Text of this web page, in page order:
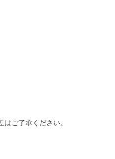
ご了承ください。